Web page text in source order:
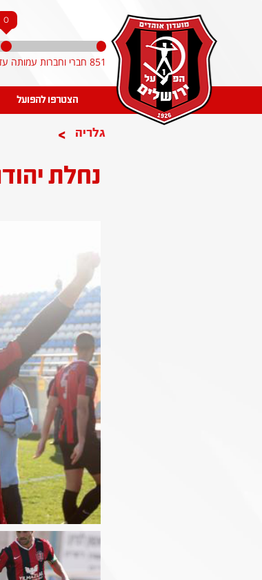
0
851 חברי וחברות עמותה עד כה, הקליקו והצטרפו!
הצטרפו להפועל
> גלריה
נחלת